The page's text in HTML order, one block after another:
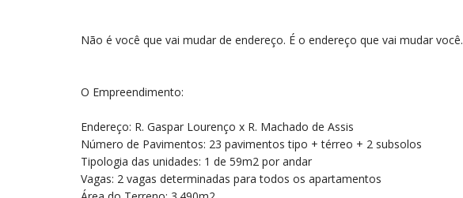
Não é você que vai mudar de endereço. É o endereço que vai mudar você.
O Empreendimento:
Endereço: R. Gaspar Lourenço x R. Machado de Assis
Número de Pavimentos: 23 pavimentos tipo + térreo + 2 subsolos
Tipologia das unidades: 1 de 59m2 por andar
Vagas: 2 vagas determinadas para todos os apartamentos